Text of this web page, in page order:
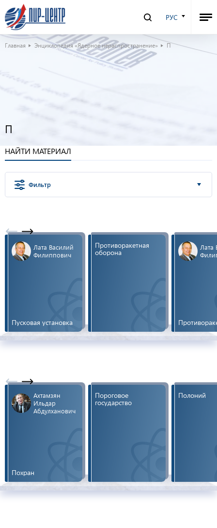
РУС
Главная Энциклопедия «Ядерное нераспространение» П
П
НАЙТИ МАТЕРИАЛ
Фильтр
Лата Василий
Филиппович
Пусковая установка
Противоракетная
оборона
Лата
Ахтамзян
Ильдар
Абдулханович
Похран
Пороговое
государство
Полоний